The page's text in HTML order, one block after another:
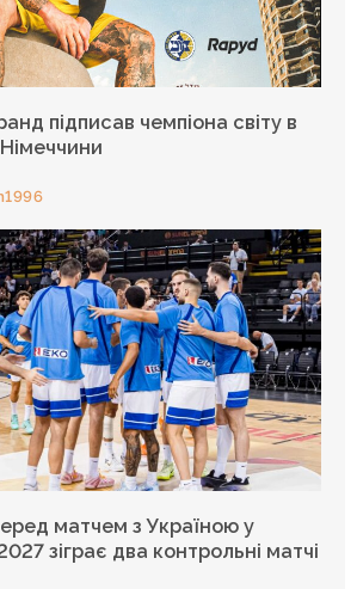
підписав чемпіона світу в
Німеччини
матчем з Україною у
зіграє два контрольні матчі